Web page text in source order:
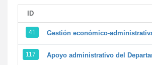
ID
41 Gestión económico-
117 Apoyo administrativo del